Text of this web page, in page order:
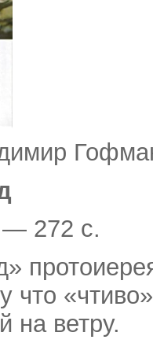
272 с.
что
на ветру.